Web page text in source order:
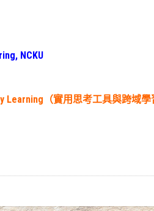
NCKU
Learning（實用思考工具與跨域學